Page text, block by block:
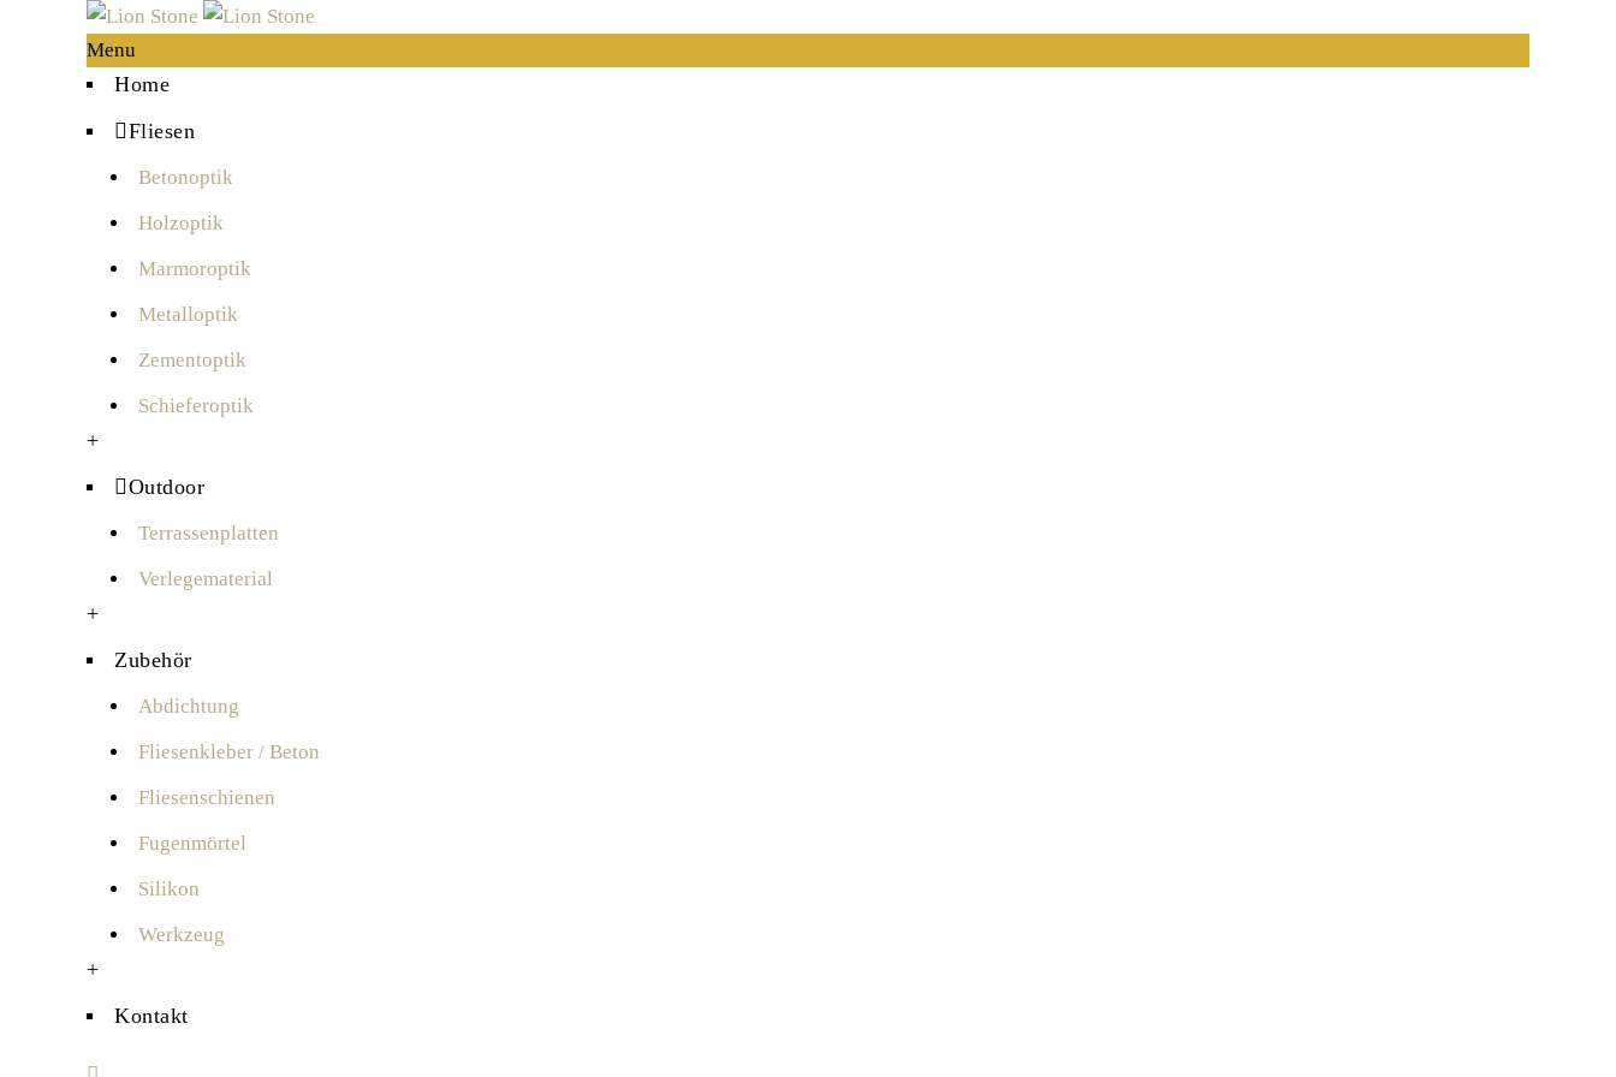
Menu
Home
Fliesen
Betonoptik
Holzoptik
Marmoroptik
Metalloptik
Zementoptik
Schieferoptik
+
Outdoor
Terrassenplatten
Verlegematerial
+
Zubehör
Abdichtung
Fliesenkleber / Beton
Fliesenschienen
Fugenmörtel
Silikon
Werkzeug
+
Kontakt